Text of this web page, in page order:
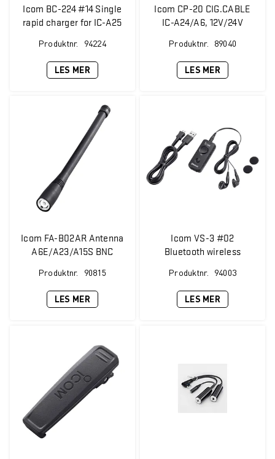
Icom BC-224 #14 Single
rapid charger for IC-A25
Produktnr. 94224
LES MER
Icom CP-20 CIG.CABLE
IC-A24/A6, 12V/24V
Produktnr. 89040
LES MER
Icom FA-B02AR Antenna
A6E/A23/A15S BNC
Produktnr. 90815
LES MER
Icom VS-3 #02
Bluetooth wireless
w/PTT
Produktnr. 94003
LES MER